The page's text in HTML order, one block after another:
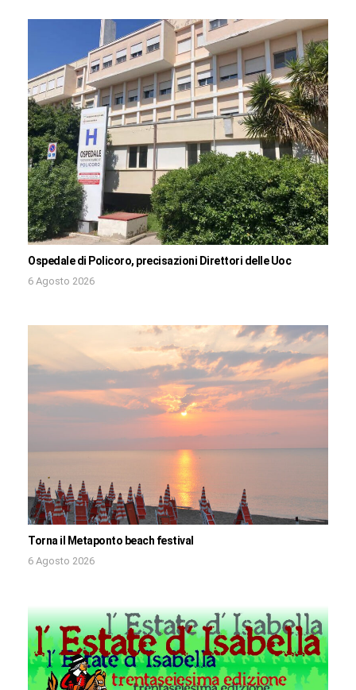
Ospedale di Policoro, precisazioni Direttori delle Uoc
6 Agosto 2026
Torna il Metaponto beach festival
6 Agosto 2026